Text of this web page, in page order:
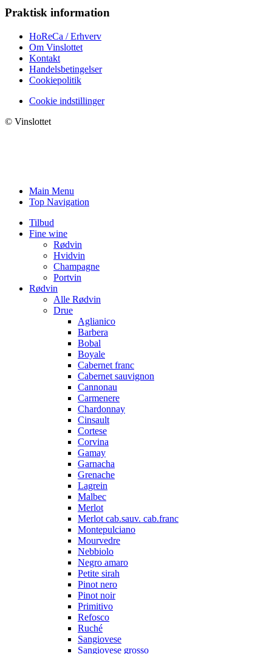
Praktisk information
HoReCa / Erhverv
Om Vinslottet
Kontakt
Handelsbetingelser
Cookiepolitik
Cookie indstillinger
© Vinslottet
Main Menu
Top Navigation
Tilbud
Fine wine
Rødvin
Hvidvin
Champagne
Portvin
Rødvin
Alle Rødvin
Drue
Aglianico
Barbera
Bobal
Boyale
Cabernet franc
Cabernet sauvignon
Cannonau
Carmenere
Chardonnay
Cinsault
Cortese
Corvina
Gamay
Garnacha
Grenache
Lagrein
Malbec
Merlot
Merlot cab.sauv. cab.franc
Montepulciano
Mourvedre
Nebbiolo
Negro amaro
Petite sirah
Pinot nero
Pinot noir
Primitivo
Refosco
Ruché
Sangiovese
Sangiovese grosso